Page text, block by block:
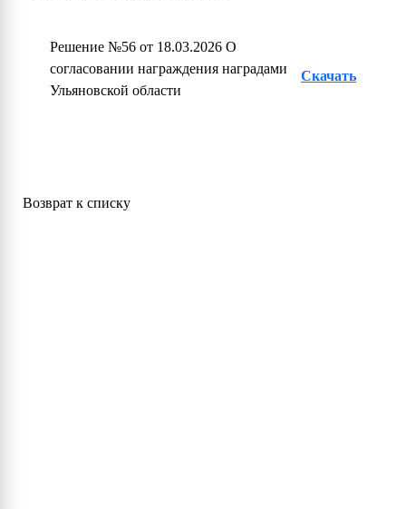
Решение №56 от 18.03.2026 О
согласовании награждения наградами
Ульяновской области
Скачать
Возврат к списку